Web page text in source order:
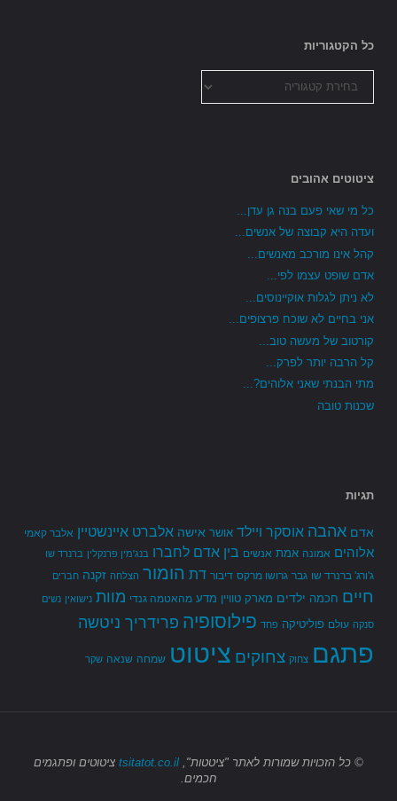
כל הקטגוריות
הקטגוריות
ציטוטים אהובים
כל מי שאי פעם בנה גן עדן...
ועדה היא קבוצה של אנשים...
קהל אינו מורכב מאנשים...
אדם שופט עצמו לפי...
לא ניתן לגלות אוקיינוסים...
אני בחיים לא שוכח פרצופים...
קורטוב של מעשה טוב...
קל הרבה יותר לפרק...
מתי הבנתי שאני אלוהים?...
שכנות טובה
תגיות
אדם אהבה אוסקר ויילד אושר אישה אלברט איינשטיין אלבר קאמי
אלוהים אמונה אמת אנשים בין אדם לחברו בנג'מין פרנקלין ברנרד שו
ג'ורג' ברנרד שו גבר גרושו מרקס דיבור דת הומור הצלחה זקנה חברים
חיים חכמה ילדים מארק טוויין מדע מהאטמה גנדי מוות נישואין נשים
סנקה עולם פוליטיקה פחד פילוסופיה פרידריך ניטשה
פתגם צחוק צחוקים ציטוט שמחה שנאה שקר
© כל הזכויות שמורות לאתר "ציטטות", tsitatot.co.il ציטוטים ופתגמים
חכמים.